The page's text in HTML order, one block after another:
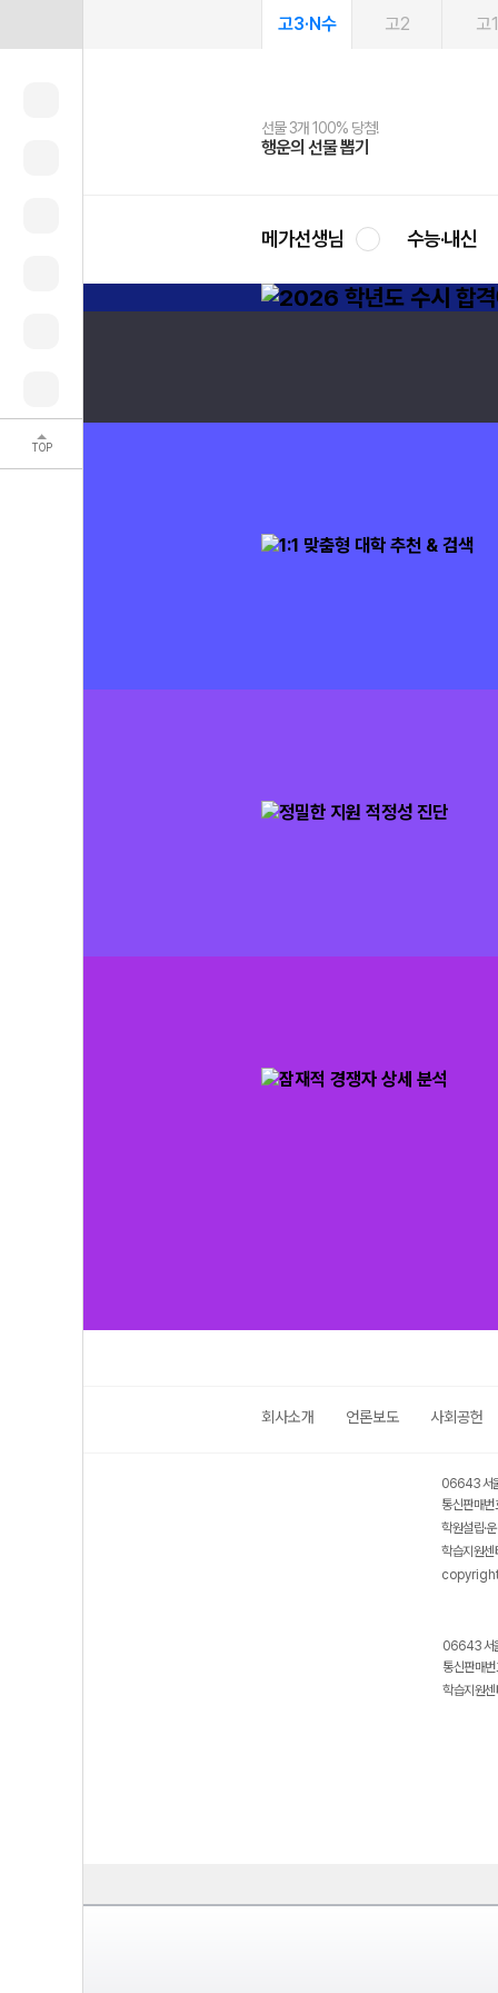
TOP
고3·N수 고2 고1
선물 3개 100% 당첨!
행운의 선물 뽑기
선물 100% 증정!
메가스터디 X 올리브
여름방학 스터디 캐시백
메가런 썸머스쿨
2027 러셀 단과
강사 공개선발
스마트러닝앱
설문 EVENT
메가패스
3일 무료 체험권
메가패스 수강생 무료혜택!
메가클럽 멤버십
사회공헌 캠페인
희망이룸 메가나눔
메가선생님 수능·내신
회사소개 언론보도 사회공헌
06643 서
통신판매
학원설립·
학습지원
06643 서
통신판매
학습지원